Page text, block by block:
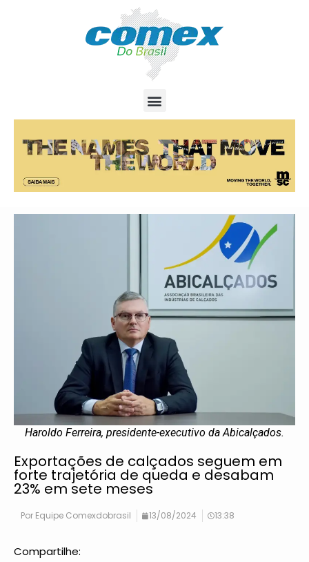
Haroldo Ferreira, presidente-executivo da Abicalçados.
Exportações de calçados seguem em
forte trajetória de queda e desabam
23% em sete meses
Por Equipe Comexdobrasil 13/08/2024 13:38
Compartilhe: